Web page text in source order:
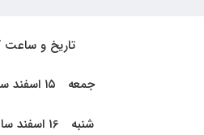
تاریخ و
جمعه ۱۵ اسفند
شنبه 16 اسفند ساعت ۲۰-۱۴